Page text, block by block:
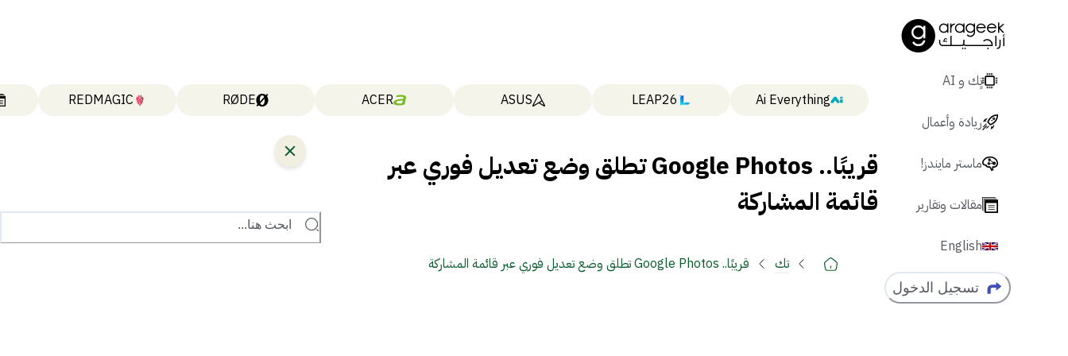
تٍك و AI
ريادة وأعمال
ماستر مايندز!
مقالات وتقارير
English
تسجيل الدخول
Ai Everything
LEAP26
ASUS
ACER
RØDE
REDMAGIC
قريبًا.. Google Photos تطلق وضع تعديل فوري عبر
قائمة المشاركة
تك قريبًا.. Google Photos تطلق وضع تعديل فوري عبر قائمة المشاركة
ابحث هنا...